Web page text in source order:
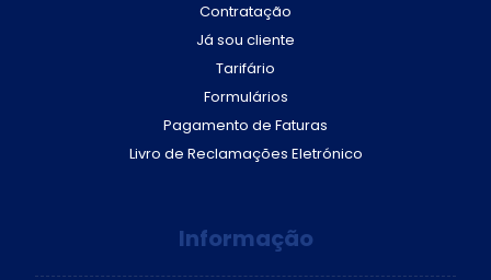
Contratação
Já sou cliente
Tarifário
Formulários
Pagamento de Faturas
Livro de Reclamações Eletrónico
Informação